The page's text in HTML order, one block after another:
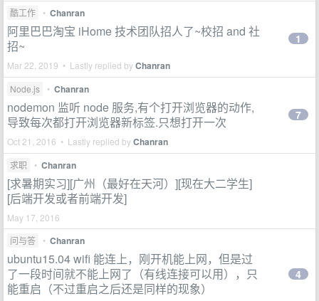
酷工作 • Chanran
阿里巴巴淘宝 iHome 技术团队招人了~校招 and 社
招~
Mar 22, 2019 • Lastly replied byChanran
1
Node.js • Chanran
nodemon 监听 node 服务,有个打开浏览器的动作,
导致每次都打开浏览器新标签.只想打开一次
Oct 21, 2016 • Lastly replied byChanran
7
求职 • Chanran
[求暑期实习][广州（最好在天河）][现在大二学生]
[后端开发或者前端开发]
May 17, 2016
问与答
• Chanran
ubuntu15.04 wifi 能连上，刚开机能上网，但是过
了一段时间就不能上网了（有线连接可以用），只
能重启（不过重启之后还是同样的现象）
4